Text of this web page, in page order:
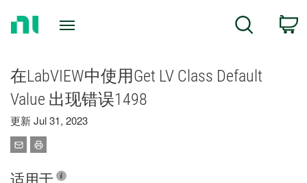
Search
在LabVIEW中使用Get LV Class Default
Value 出现错误1498
更新 Jul 31, 2023
适用于